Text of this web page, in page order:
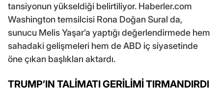
tansiyonun yükseldiği belirtiliyor. Haberler.com
Washington temsilcisi Rona Doğan Sural da,
sunucu Melis Yaşar’a yaptığı değerlendirmede hem
sahadaki gelişmeleri hem de ABD iç siyasetinde
öne çıkan başlıkları aktardı.
TRUMP’IN TALİMATI GERİLİMİ TIRMANDIRDI